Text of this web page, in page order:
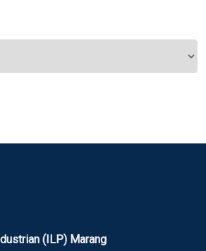
(ILP) Marang